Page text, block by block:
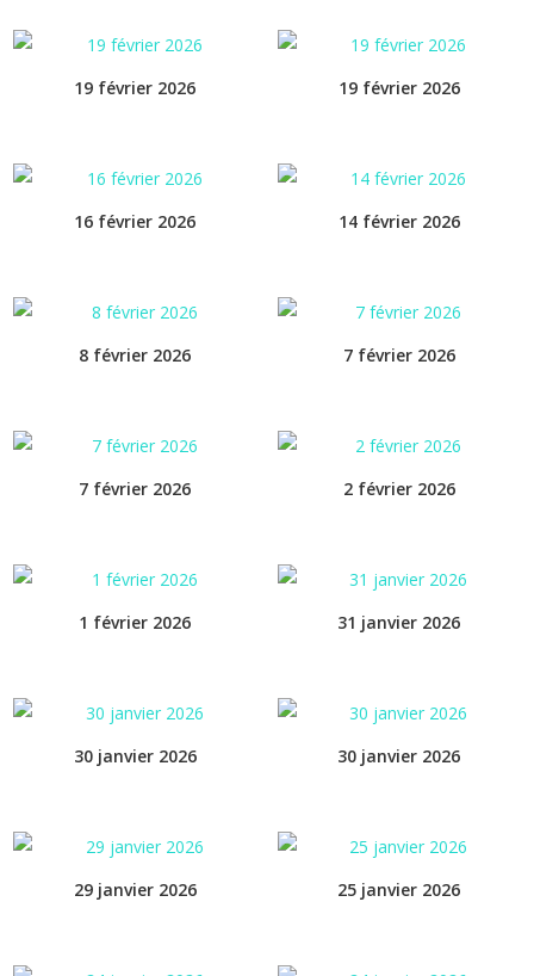
19 février 2026 19 février 2026
16 février 2026 14 février 2026
8 février 2026 7 février 2026
7 février 2026 2 février 2026
1 février 2026 31 janvier 2026
30 janvier 2026 30 janvier 2026
29 janvier 2026 25 janvier 2026